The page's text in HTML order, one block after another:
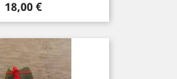
Precio
18,00 €